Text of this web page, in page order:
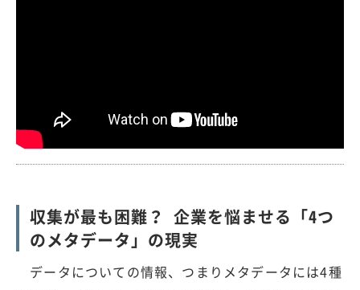
収集が最も困難？ 企業を悩ませる「4つ
のメタデータ」の現実
データについての情報、つまりメタデータには4種